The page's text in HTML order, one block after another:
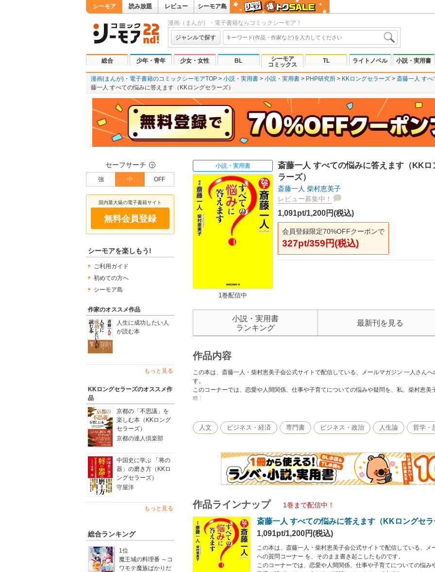
シーモア 読み放題 レビュー シーモア島
漫画（まんが）・電子書籍ならコミックシーモア！
ジャンルで探す
総合 少年・青年 少女・女性 BL
シーモア
コミックス
TL ライトノベル 小説・実用書
漫画(まんが)・電子書籍のコミックシーモアTOP 小説・実用書 小説・実用書 PHP研究所 KKロングセラーズ
斎藤一人 すべ
藤一人 すべての悩みに答えます（KKロングセラーズ）
セーフサーチ ？
強 中 OFF
国内最大級の電子書籍サイト
無料会員登録
シーモアを楽しもう!
ご利用ガイド
初めての方へ
シーモア島
作家のオススメ作品
人生に成功したい人
が読む本
もっと見る
KKロングセラーズのオススメ作
品
京都の「不思議」を
楽しむ本（KKロング
セラーズ）
京都の達人倶楽部
中国史に学ぶ 「将の
器」の磨き方（KKロ
ングセラーズ）
守屋洋
もっと見る
総合ランキング
1位
魔王城の料理番 ～コ
ワモテ魔族ばかりだ
小説・実用書
1巻配信中
斎藤一人 すべての悩みに答えます（KKロ
ラーズ）
斎藤一人 柴村恵美子
レビュー募集中！
1,091pt/1,200円(税込)
会員登録限定70%OFFクーポンで
327pt/359円(税込)
小説・実用書
ランキング
最新刊を見る
作品内容
この本は、斎藤一人・柴村恵美子会公式サイトで配信している、メールマガジン 一人さん
す。
このコーナーでは、恋愛や人間関係、仕事や子育てについての悩みや疑問を、私、柴村恵
略〕
この質問コーナーにはどこにも語られていないお話がたくさんあります。
ぜひ、みなさんにも聞いてもらいたいと、CDをつけさせていただきました。
私は一人さんと出会って四〇年になりますが、
あまりに意表をつかれる楽しい解答に、
一人さんはどんな音声もすべて一発録り、
さあ、これから始まる質問コーナーの主役は 自分 です。
読めばりこうになる、聞けばめちゃくちゃりこうになる!
一人さんが自分に、そして自分の大切な人に語りかけていると思って、
ぜひ楽しんでお読みくださいね。
〔以下略。本書「はじめに」より。柴村恵美子〕
人文 ビジネス・経済 専門書 ビジネス・政治 人生論 哲学・
作品ラインナップ 1巻まで配信中！
斎藤一人 すべての悩みに答えます（KKロングセ
1,091pt/1,200円(税込)
この本は、斎藤一人・柴村恵美子会公式サイトで配信している、メ
への質問コーナー を、そのまま書き起こしたものです。
このコーナーでは、恋愛や人間関係、仕事や子育てについての悩み